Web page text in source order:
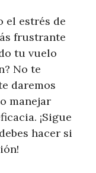
el estrés de
frustrante
tu vuelo
No te
daremos
manejar
¡Sigue
hacer si